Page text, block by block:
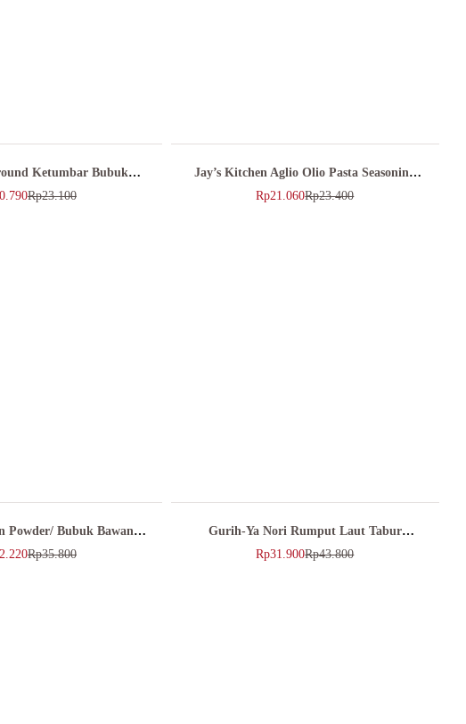
Ketumbar Bubuk
55gr
Rp23.100
Jay’s Kitchen Aglio Olio Pasta Seasoning
Bumbu Pasta Bawang Putih 30gr
Rp23.400
Rp21.060
Powder/ Bubuk Bawang
90gr
Rp35.800
Gurih-Ya Nori Rumput Laut Tabur
Original Seaweed Flakes 45gr
Rp43.800
Rp31.900